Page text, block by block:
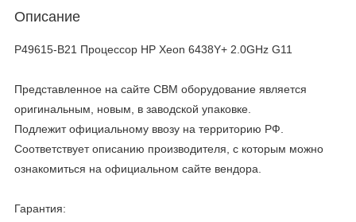
Описание
P49615-B21 Процессор HP Xeon 6438Y+ 2.0GHz G11
Представленное на сайте CBM оборудование является
оригинальным, новым, в заводской упаковке.
Подлежит официальному ввозу на территорию РФ.
Соответствует описанию производителя, с которым можно
ознакомиться на официальном сайте вендора.
Гарантия: